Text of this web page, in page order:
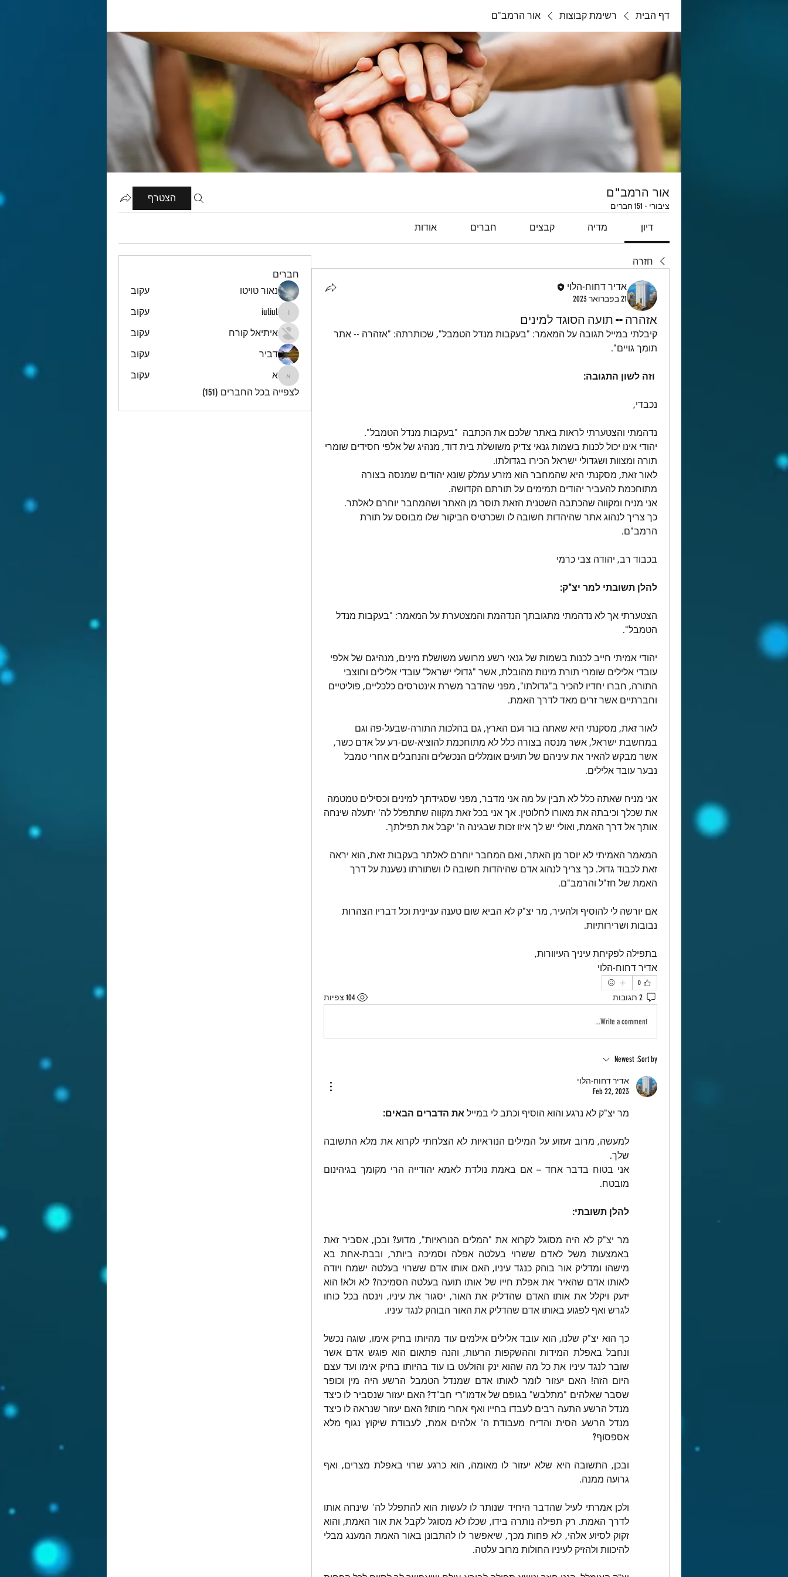
דף הבית רשימת קבוצות אור הרמב"ם
אור הרמב"ם
ציבורי · 151 חברים
הצטרף
דיון מדיה קבצים חברים אודות
חזרה
אדיר דחוח-הלוי
21 בפברואר 2023
אזהרה -- תועה הסוגד למינים
תומך גויים".
וזה לשון התגובה:
נכבדי,
נדהמתי והצטערתי לראות באתר שלכם את הכתבה  "בעקבות מנדל הטמבל".
תורה ומצוות ושגדולי ישראל הכירו בגדולתו.
מתוחכמת להעביר יהודים תמימים על תורתם הקדושה.
אני מניח ומקווה שהכתבה השטנית הזאת תוסר מן האתר ושהמחבר יוחרם לאלתר.
הרמב"ם.
בכבוד רב, יהודה צבי כרמי
להלן תשובתי למר יצ"ק:
הטמבל".
וחברתיים אשר זרים מאד לדרך האמת.
נבער עובד אלילים.
אותך אל דרך האמת, ואולי יש לך איזו זכות שבגינה ה' יקבל את תפילתך.
האמת של חז"ל והרמב"ם.
נבובות ושרירותיות.
בתפילה לפקיחת עיניך העיוורות,
אדיר דחוח-הלוי
0
2 תגובות 104 צפיות
Write a comment...
Sort by:
Newest
אדיר דחוח-הלוי
Feb 22, 2023
מר יצ"ק לא נרגע והוא הוסיף וכתב לי במייל את הדברים הבאים:
שלך.
מובטח.
להלן תשובתי:
מר יצ"ק לא היה מסוגל לקרוא את "המלים הנוראיות", מדוע? ובכן, אסביר זאת
באמצעות משל לאדם ששרוי בעלטה אפלה וסמיכה ביותר, ובבת-אחת בא
לאותו אדם שהאיר את אפלת חייו של אותו תועה בעלטה הסמיכה? לא ולא! הוא
לגרש ואף לפגוע באותו אדם שהדליק את האור הבוהק לנגד עיניו.
כך הוא יצ"ק שלנו, הוא עובד אלילים אילמים עוד מהיותו בחיק אימו, שוגה נכשל
ונחבל באפלת המידות וההשקפות הרעות, והנה פתאום הוא פוגש אדם אשר
היום הזה! האם יעזור לומר לאותו אדם שמנדל הטמבל הרשע היה מין וכופר
שסבר שאלהים "מתלבש" בגופם של אדמו"רי חב"ד? האם יעזור שנסביר לו כיצד
מנדל הרשע התעה רבים לעבדו בחייו ואף אחרי מותו? האם יעזור שנראה לו כיצד
מנדל הרשע הסית והדיח מעבודת ה' אלהים אמת, לעבודת שיקוץ נגוף מלא
אספסוף?
גרועה ממנה.
לדרך האמת. רק תפילה נותרה בידו, שכלו לא מסוגל לקבל את אור האמת, והוא
להיכוות ולהזיק לעיניו החולות מרוב עלטה.
חברים
נאור טויטו
עקוב
iuliul
iuliul
עקוב
איתיאל קורח
עקוב
דביר
עקוב
א
עקוב
לצפייה בכל החברים (151)